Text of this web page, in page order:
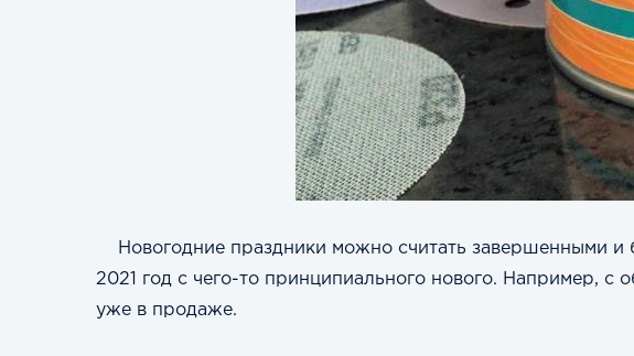
Новогодние праздники можно считать завершенными и
2021 год с чего-то принципиального нового. Например, с
уже в продаже.